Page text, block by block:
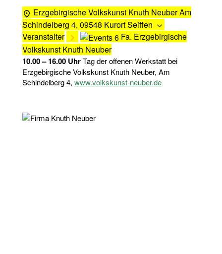
Erzgebirgische Volkskunst Knuth NeuberAm
Schindelberg 4, 09548 Kurort Seiffen
Veranstalter
Fa. Erzgebirgische
Volkskunst Knuth Neuber
10.00 – 16.00 UhrTag der offenen Werkstatt bei
Erzgebirgische Volkskunst Knuth Neuber, Am
Schindelberg 4, www.volkskunst-neuber.de